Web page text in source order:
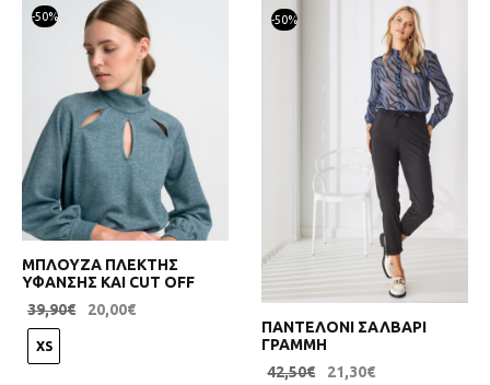
-50%
ΜΠΛΟΥΖΑ ΠΛΕΚΤΗΣ
ΥΦΑΝΣΗΣ ΚΑΙ CUT OFF
39,90€ 20,00€
XS
-50%
ΠΑΝΤΕΛΟΝΙ ΣΑΛΒΑΡΙ
ΓΡΑΜΜΗ
42,50€ 21,30€